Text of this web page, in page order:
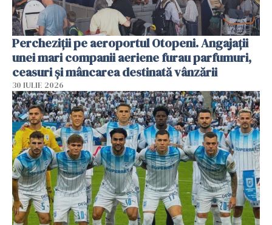
Percheziții pe aeroportul Otopeni. Angajații
unei mari companii aeriene furau parfumuri,
ceasuri și mâncarea destinată vânzării
30 IULIE 2026